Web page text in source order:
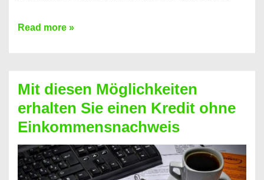
Ferratum
für
schnelle
Durchstarter
Read more »
Mit diesen Möglichkeiten
erhalten Sie einen Kredit ohne
Einkommensnachweis